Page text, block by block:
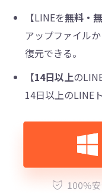
【LINEを無料・
アップファイル
復元できる。
【14日以上の
14日以上のLINE